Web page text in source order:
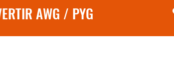
AWG / PYG